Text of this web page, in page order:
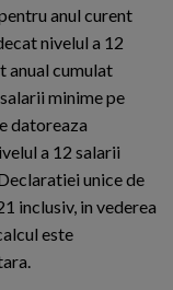
anul curent
nivelul a 12
anual cumulat
minime pe
datoreaza
a 12 salarii
unice de
inclusiv, in vederea
este